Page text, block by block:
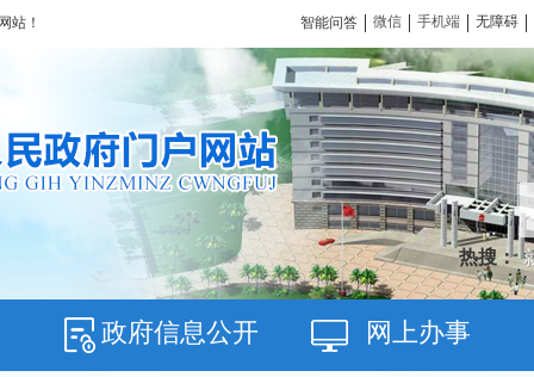
智能问答 微信 手机端 无障碍
站！
热搜：
政府信息公开 网上办事